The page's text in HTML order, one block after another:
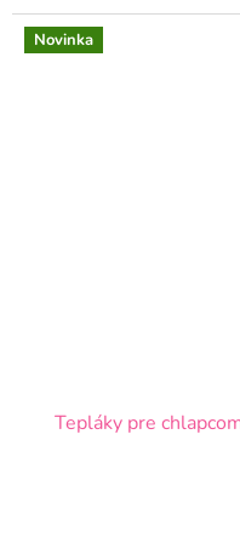
Novinka
Tepláky pre